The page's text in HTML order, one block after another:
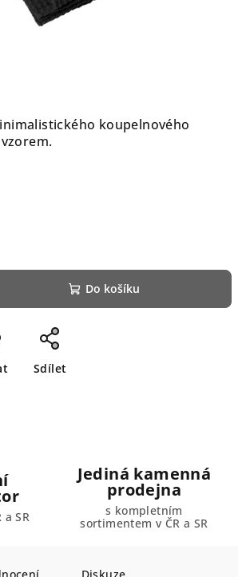
koupelnového
Do košíku
Sdílet
a SR
Jediná kamenná
prodejna
s kompletním
sortimentem v ČR a SR